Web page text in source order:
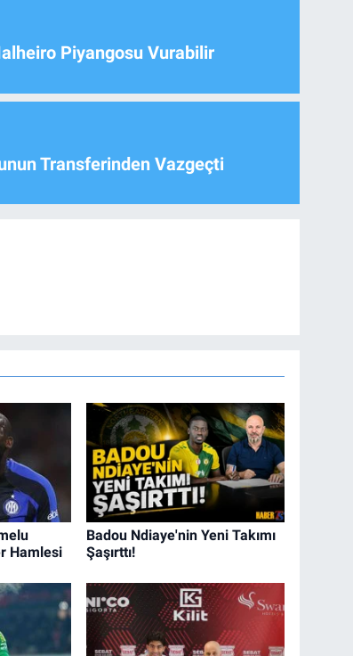
Piyangosu Vurabilir
Transferinden Vazgeçti
Hamlesi
Badou Ndiaye'nin Yeni Takımı
Şaşırttı!